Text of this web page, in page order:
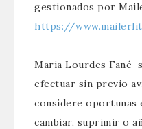
gestionados por
https://
Maria Lourdes Fané
efectuar sin previo
considere oportunas
cambiar, suprimir o